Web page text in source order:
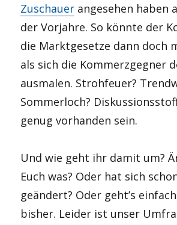
Zuschauer angesehen haben
der Vorjahre. So könnte der
die Marktgesetze dann doch
als sich die Kommerzgegner
ausmalen. Strohfeuer?
Sommerloch?
genug vorhanden sein.
Und wie geht ihr damit um?
Euch was? Oder hat sich
geändert? Oder geht’s
bisher. Leider ist unser